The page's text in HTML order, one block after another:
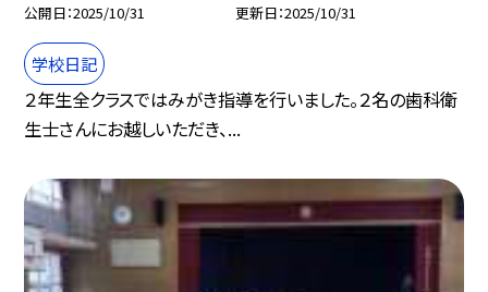
公開日 2025/10/31 更新日 2025/10/31
学校日記
２年生全クラスではみがき指導を行いました。２名の歯科衛
生士さんにお越しいただき、...